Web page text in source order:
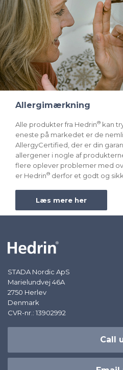
Allergimærkning
Alle produkter fra Hedrin® kan
eneste på markedet er de
AllergyCertified, der er din
allergener i nogle af
flere oplever problemer med
er Hedrin® derfor et godt og
Læs mere her
STADA Nordic ApS
Marielundvej 46A
2750 Herlev
Denmark
CVR-nr.: 13902992
Call